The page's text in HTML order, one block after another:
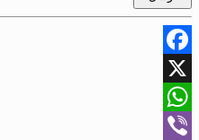
Facebook
X
WhatsApp